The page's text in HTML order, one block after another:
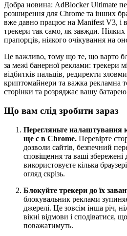
Добра новина: AdBlocker Ultimate
розширення для Chrome та інших
вже давно працює на Manifest V3, і
трекери так само, як завжди.
прапорців, ніякого очікування на
Це важливо, тому що те, що варто
за межі банерної реклами: трекери
відбитків пальців, редиректи
криптомайнери та важка рекламна
сторінки та розряджає вашу
Що вам слід зробити зараз
Перегляньте налаштування
ще є в Chrome. Перевірте
дозволи сайтів, безпечний
сповіщення та ваші збережені
використовуєте кілька
огляд скрізь.
Блокуйте трекери до їх
блокувальник реклами
джерелі. Це зовсім інша річ,
вікні відмови і сподіватися,
поважатимуть.